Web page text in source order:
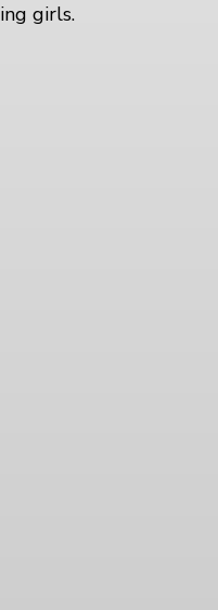
girls.